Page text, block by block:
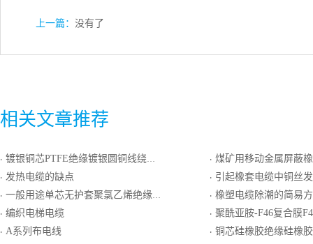
上一篇： 没有了
相关文章推荐
· 镀银铜芯PTFE绝缘镀银圆铜线绕包屏蔽PTFE生带护套电线电缆
· 发热电缆的缺点
· 一般用途单芯无护套聚氯乙烯绝缘多根软导体电缆
· 编织电梯电缆
· A系列布电线
· 煤矿用移动金属屏蔽
· 引起橡套电缆中铜丝发
· 橡塑电缆除潮的简易
· 聚酰亚胺-F46复合膜F46组合绝缘及护套裸钢带
· 铜芯硅橡胶绝缘硅橡胶